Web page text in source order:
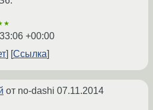
+00:00
Ссылка
от no-dashi 07.11.2014